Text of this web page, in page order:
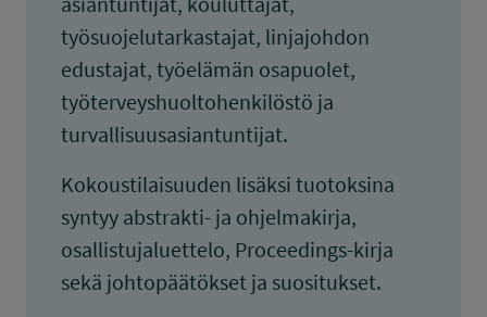
työsuojelutarkastajat, linjajohdon
edustajat, työelämän osapuolet,
työterveyshuoltohenkilöstö ja
turvallisuusasiantuntijat.
Kokoustilaisuuden lisäksi tuotoksina
syntyy abstrakti- ja ohjelmakirja,
osallistujaluettelo, Proceedings-kirja
sekä johtopäätökset ja suositukset.